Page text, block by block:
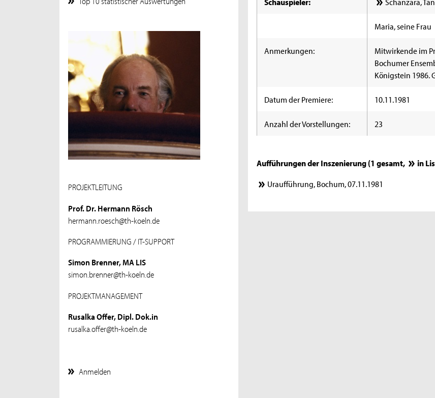
PROJEKTLEITUNG
Prof. Dr. Hermann Rösch
hermann.roesch@th-koeln.de
PROGRAMMIERUNG / IT-SUPPORT
Simon Brenner, MA LIS
simon.brenner@th-koeln.de
PROJEKTMANAGEMENT
Rusalka Offer, Dipl. Dok.in
rusalka.offer@th-koeln.de
Anmelden
Maria, seine Frau
Anmerkungen:
Mitwirkende im
Bochumer
Königstein 1986.
Datum der Premiere: 10.11.1981
Anzahl der Vorstellungen: 23
Aufführungen der Inszenierung (1 gesamt, in
Uraufführung, Bochum, 07.11.1981